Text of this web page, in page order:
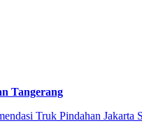
Tangerang
Truk Pindahan Jakarta